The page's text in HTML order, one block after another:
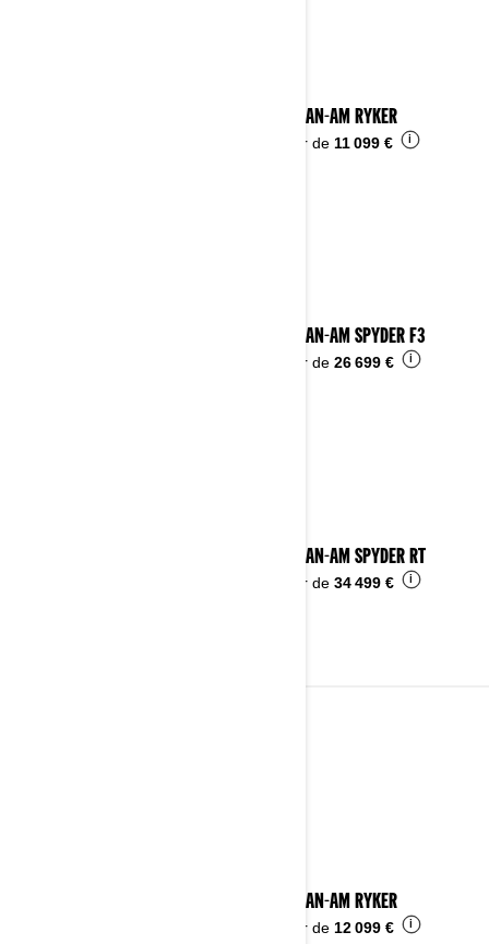
2024 CAN-AM RYKER
À partir de 11 099 € i
2024 CAN-AM SPYDER F3
À partir de 26 699 € i
2024 CAN-AM SPYDER RT
À partir de 34 499 € i
2023 CAN-AM RYKER
À partir de 12 099 € i